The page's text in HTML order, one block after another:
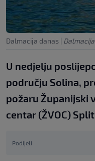
Dalmacija danas |
U nedjelju
području Solina,
požaru Županijski
centar (ŽVOC)
Podijeli